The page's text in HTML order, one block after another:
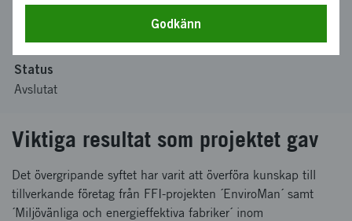
augusti 2015-oktober 2016
Status
Avslutat
Viktiga resultat som projektet gav
Det övergripande syftet har varit att överföra kunskap till
tillverkande företag från FFI-projekten ´EnviroMan´ samt
´Miljövänliga och energieffektiva fabriker´ inom
Godkänn